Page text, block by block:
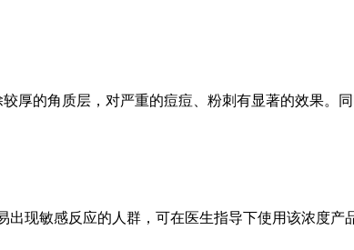
厚的角质层，对严重的痘痘、粉刺有显著的效果。
现敏感反应的人群，可在医生指导下使用该浓度产